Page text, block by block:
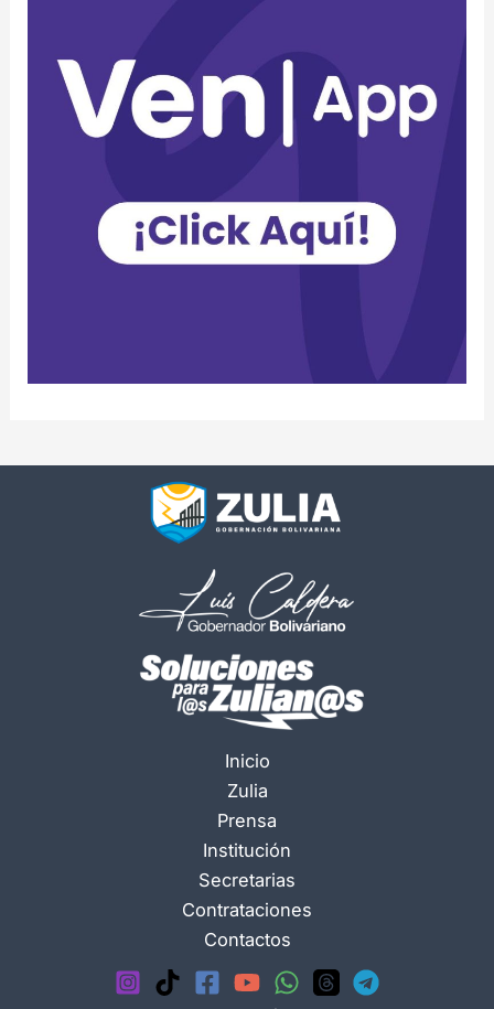
Inicio
Zulia
Prensa
Institución
Secretarias
Contrataciones
Contactos